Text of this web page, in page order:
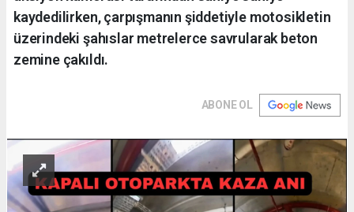
kaydedilirken, çarpışmanın şiddetiyle motosikletin
üzerindeki şahıslar metrelerce savrularak beton
zemine çakıldı.
ABONE OL